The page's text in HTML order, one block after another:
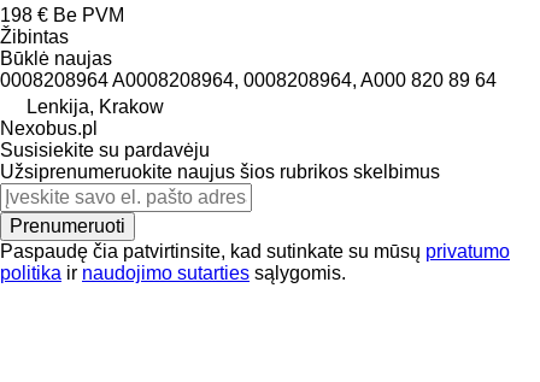
198 € Be PVM
Žibintas
Būklė naujas
0008208964 A0008208964, 0008208964, A000 820 89 64
Lenkija, Krakow
Nexobus.pl
Susisiekite su pardavėju
Užsiprenumeruokite naujus šios rubrikos skelbimus
Prenumeruoti
Paspaudę čia patvirtinsite, kad sutinkate su mūsų privatumo
politika ir naudojimo sutarties sąlygomis.